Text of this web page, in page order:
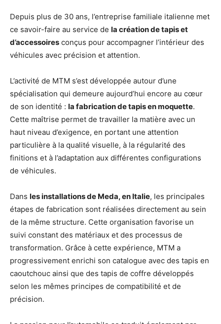
Depuis plus de 30 ans, l’entreprise familiale italienne met
ce savoir-faire au service de la création de tapis et
d’accessoires conçus pour accompagner l’intérieur des
véhicules avec précision et attention.
L’activité de MTM s’est développée autour d’une
spécialisation qui demeure aujourd’hui encore au cœur
de son identité : la fabrication de tapis en moquette.
Cette maîtrise permet de travailler la matière avec un
haut niveau d’exigence, en portant une attention
particulière à la qualité visuelle, à la régularité des
finitions et à l’adaptation aux différentes configurations
de véhicules.
Dans les installations de Meda, en Italie, les principales
étapes de fabrication sont réalisées directement au sein
de la même structure. Cette organisation favorise un
suivi constant des matériaux et des processus de
transformation. Grâce à cette expérience, MTM a
progressivement enrichi son catalogue avec des tapis en
caoutchouc ainsi que des tapis de coffre développés
selon les mêmes principes de compatibilité et de
précision.